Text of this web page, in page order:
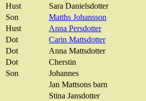
Hust
Sara Danielsdotter
Son
Matths Johansson
Hust
Anna Persdotter
Dot
Carin Mattsdotter
Dot
Anna Mattsdotter
Dot
Cherstin
Son
Johannes
Jan Mattsons barn
Stina Jansdotter